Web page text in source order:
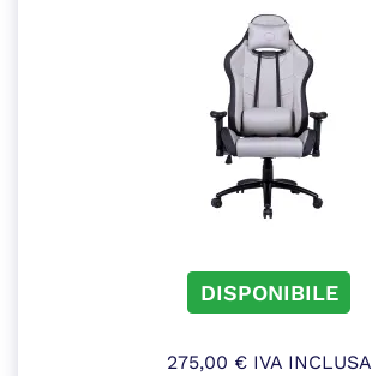
DISPONIBILE
275,00 €IVA INCLUSA